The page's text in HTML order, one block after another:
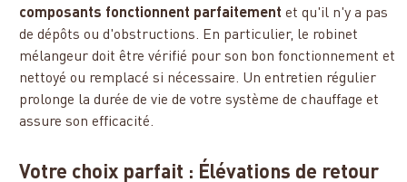
composants fonctionnent parfaitement et qu'il n'y a pas
de dépôts ou d'obstructions. En particulier, le robinet
mélangeur doit être vérifié pour son bon fonctionnement et
nettoyé ou remplacé si nécessaire. Un entretien régulier
prolonge la durée de vie de votre système de chauffage et
assure son efficacité.
Votre choix parfait : Élévations de retour